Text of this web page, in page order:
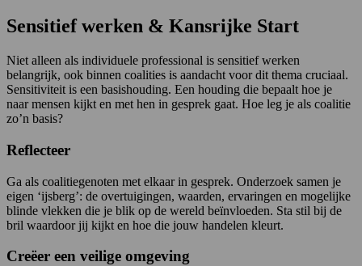
Sensitief werken & Kansrijke Start
Niet alleen als individuele professional is sensitief werken
belangrijk, ook binnen coalities is aandacht voor dit thema cruciaal.
Sensitiviteit is een basishouding. Een houding die bepaalt hoe je
naar mensen kijkt en met hen in gesprek gaat. Hoe leg je als coalitie
zo’n basis?
Reflecteer
Ga als coalitiegenoten met elkaar in gesprek. Onderzoek samen je
eigen ‘ijsberg’: de overtuigingen, waarden, ervaringen en mogelijke
blinde vlekken die je blik op de wereld beïnvloeden. Sta stil bij de
bril waardoor jij kijkt en hoe die jouw handelen kleurt.
Creëer een veilige omgeving